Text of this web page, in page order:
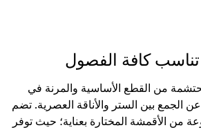
كافة الفصول
من القطع الأساسية والمرنة في
الجمع بين الستر والأناقة العصرية. تضم
من الأقمشة المختارة بعناية؛ حيث توفر